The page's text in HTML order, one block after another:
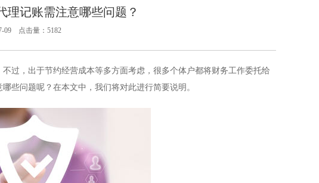
理记账需注意哪些问题？
09 点击量：5182
过，出于节约经营成本等多方面考虑，很多个体户都将财务工作委托给
些问题呢？在本文中，我们将对此进行简要说明。